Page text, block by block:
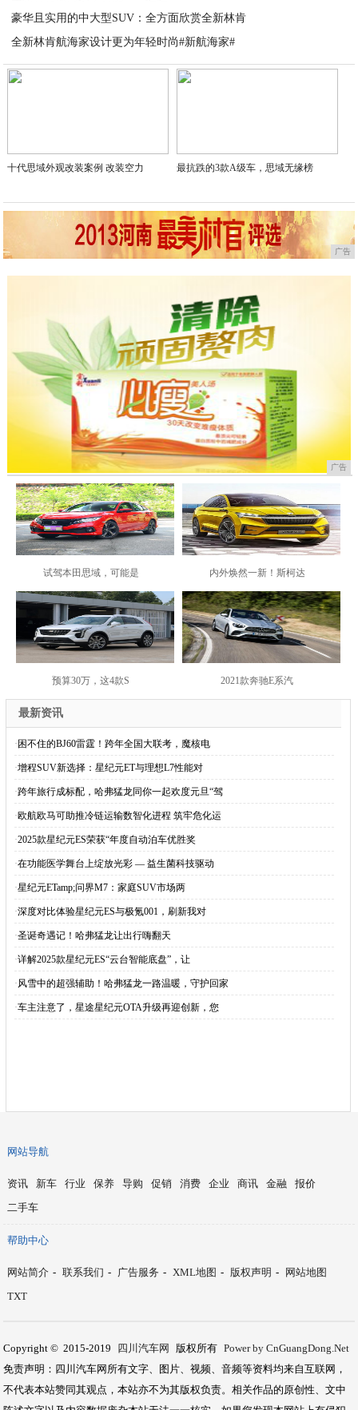
豪华且实用的中大型SUV：全方面欣赏全新林肯
全新林肯航海家设计更为年轻时尚#新航海家#
2023-06-28
十代思域外观改装案例 改装空力 最抗跌的3款A级车，思域无缘榜
广告
广告
试驾本田思域，可能是 内外焕然一新！斯柯达
预算30万，这4款S 2021款奔驰E系汽
最新资讯
· 困不住的BJ60雷霆！跨年全国大联考，魔核电
·增程SUV新选择：星纪元ET与理想L7性能对
·跨年旅行成标配，哈弗猛龙同你一起欢度元旦“驾
·欧航欧马可助推冷链运输数智化进程 筑牢危化运
·2025款星纪元ES荣获“年度自动泊车优胜奖
·在功能医学舞台上绽放光彩 — 益生菌科技驱动
·星纪元ETamp;问界M7：家庭SUV市场两
·深度对比体验星纪元ES与极氪001，刷新我对
·圣诞奇遇记！哈弗猛龙让出行嗨翻天
·详解2025款星纪元ES“云台智能底盘”，让
·风雪中的超强辅助！哈弗猛龙一路温暖，守护回家
·车主注意了，星途星纪元OTA升级再迎创新，您
网站导航
资讯 新车 行业 保养 导购 促销 消费 企业 商讯 金融
报价
二手车
帮助中心
网站简介 - 联系我们 - 广告服务 - XML地图 - 版权声明 -
网站地图
TXT
Copyright © 2015-2019 四川汽车网 版权所有 Power by CnGuangDong.Net
免责声明：四川汽车网所有文字、图片、视频、音频等资料均来自互联网，
不代表本站赞同其观点，本站亦不为其版权负责。相关作品的原创性、文中